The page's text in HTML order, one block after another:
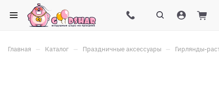
Главная – Каталог – Праздничные аксессуары – Гирлянды-